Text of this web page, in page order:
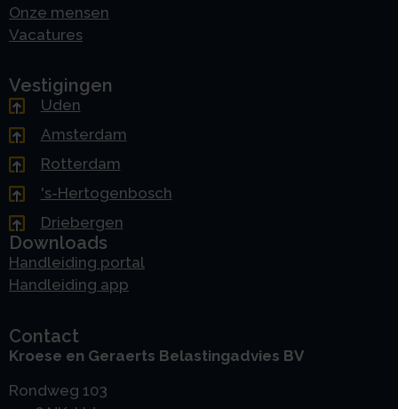
Onze mensen
Vacatures
Vestigingen
Uden
Amsterdam
Rotterdam
's-Hertogenbosch
Driebergen
Downloads
Handleiding portal
Handleiding app
Contact
Kroese en Geraerts Belastingadvies BV
Rondweg 103